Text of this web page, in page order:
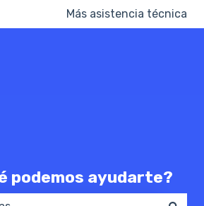
de Mostrar submenú de
Más asistencia técnica
podemos ayudarte?